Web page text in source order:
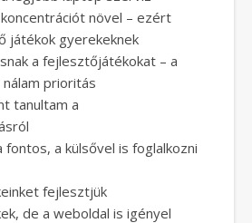
növel – ezért
játékok gyerekeknek
a fejlesztőjátékokat – a
prioritás
tanultam a
fontos, a külsővel is foglalkozni
fejlesztjük
de a weboldal is igényel